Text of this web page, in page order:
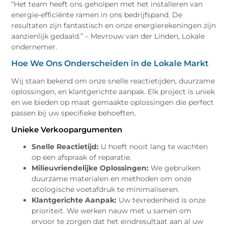
“Het team heeft ons geholpen met het installeren van
energie-efficiënte ramen in ons bedrijfspand. De
resultaten zijn fantastisch en onze energierekeningen zijn
aanzienlijk gedaald.” – Mevrouw van der Linden, Lokale
ondernemer.
Hoe We Ons Onderscheiden in de Lokale Markt
Wij staan bekend om onze snelle reactietijden, duurzame
oplossingen, en klantgerichte aanpak. Elk project is uniek
en we bieden op maat gemaakte oplossingen die perfect
passen bij uw specifieke behoeften.
Unieke Verkoopargumenten
Snelle Reactietijd: U hoeft nooit lang te wachten
op een afspraak of reparatie.
Milieuvriendelijke Oplossingen: We gebruiken
duurzame materialen en methoden om onze
ecologische voetafdruk te minimaliseren.
Klantgerichte Aanpak: Uw tevredenheid is onze
prioriteit. We werken nauw met u samen om
ervoor te zorgen dat het eindresultaat aan al uw